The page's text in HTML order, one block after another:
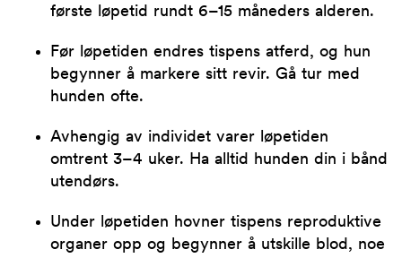
første løpetid rundt 6–15 måneders alderen.
Før løpetiden endres tispens atferd, og hun
begynner å markere sitt revir. Gå tur med
hunden ofte.
Avhengig av individet varer løpetiden
omtrent 3–4 uker. Ha alltid hunden din i bånd
utendørs.
Under løpetiden hovner tispens reproduktive
organer opp og begynner å utskille blod, noe